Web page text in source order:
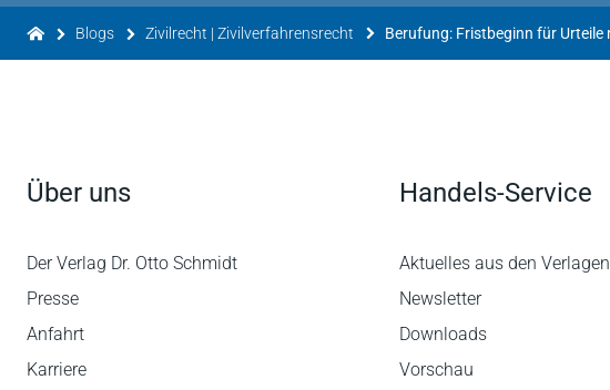
Blogs Zivilrecht | Zivilverfahrensrecht
Über uns
Der Verlag Dr. Otto Schmidt
Presse
Anfahrt
Karriere
Handels-Service
Aktuelles aus den Verlagen
Newsletter
Downloads
Vorschau